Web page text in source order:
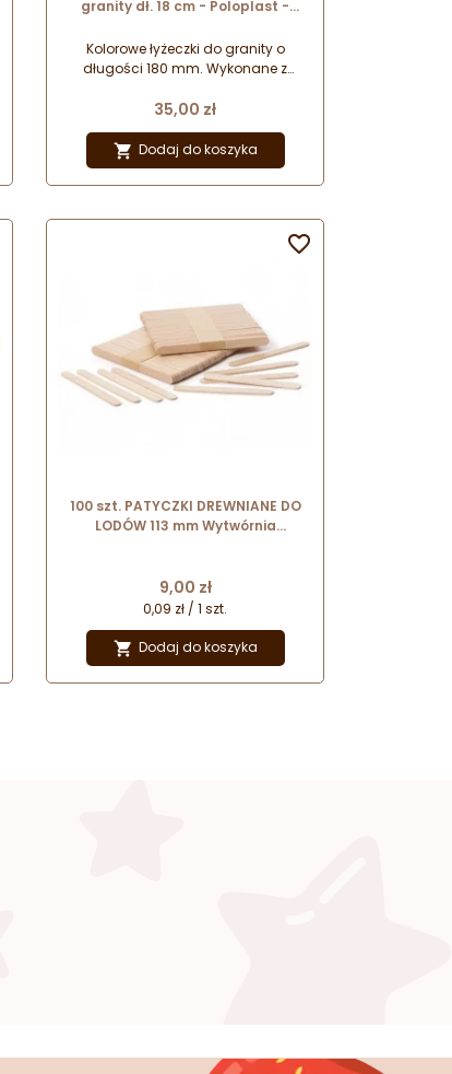
granity dł. 18 cm - Poloplast -
do recyklingu
Kolorowe łyżeczki do granity o
długości 180 mm. Wykonane z
recyklingu! Jednorazowe łyżeczki do
lodów i deserów. Wykazują
odporność na działanie temperatur
w zakresie od (-) 18°C do (+) 40°C.
Cena
35,00 zł
 Dodaj do koszyka
100 szt. PATYCZKI DREWNIANE DO
LODÓW 113 mm Wytwórnia
Cena
9,00 zł
0,09 zł / 1 szt.
 Dodaj do koszyka
